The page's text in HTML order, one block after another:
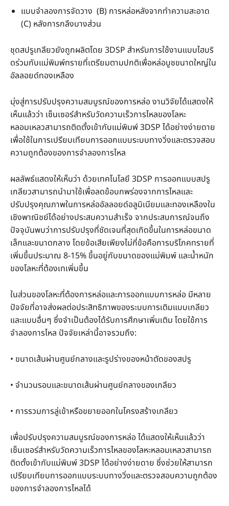
แบบจำลองการจัดวาง (B) การหล่อหลังจากทำความสะอาด
(C) หลังการกลึงบางส่วน
ชุดสปรูเกลียวยังถูกผลิตโดย 3DSP สำหรับการใช้งานแบบไฮบริ
ดร่วมกับแม่พิมพ์ทรายที่เตรียมตามปกติเพื่อหล่อบูชขนาดใหญ่ใน
อัลลอยด์ทองเหลือง
มุ่งสู่การปรับปรุงความสมบูรณ์ของการหล่อ งานวิจัยได้แสดงให้
เห็นแล้วว่า เซ็นเซอร์สำหรับวัดความเร็วการไหลของโลหะ
หลอมเหลวสามารถติดตั้งเข้ากับแม่พิมพ์ 3DSP ได้อย่างง่ายดาย
เพื่อใช้ในการเปรียบเทียบการออกแบบระบบทางวิ่งและตรวจสอบ
ความถูกต้องของการจำลองการไหล
ผลลัพธ์แสดงให้เห็นว่า ด้วยเทคโนโลยี 3DSP การออกแบบสปรู
เกลียวสามารถนำมาใช้เพื่อลดข้อบกพร่องจากการไหลและ
ปรับปรุงคุณภาพในการหล่ออัลลอยด์อลูมิเนียมและทองเหลืองใน
เชิงพาณิชย์ได้อย่างประสบความสำเร็จ จากประสบการณ์จนถึง
ปัจจุบันพบว่าการปรับปรุงที่ชัดเจนที่สุดเกิดขึ้นในการหล่อขนาด
เล็กและขนาดกลาง โดยข้อเสียเพียงไม่กี่ข้อคือการบริโภคทรายที่
เพิ่มขึ้นประมาณ 8-15% ขึ้นอยู่กับขนาดของแม่พิมพ์ และน้ำหนัก
ของโลหะที่ต้องเทเพิ่มขึ้น
ในส่วนของโลหะที่ต้องการหล่อและการออกแบบการหล่อ มีหลาย
ปัจจัยที่อาจส่งผลต่อประสิทธิภาพของระบบการเติมแบบเกลียว
และแบบอื่นๆ ซึ่งจำเป็นต้องได้รับการศึกษาเพิ่มเติม โดยใช้การ
จำลองการไหล ปัจจัยเหล่านี้อาจรวมถึง:
• ขนาดเส้นผ่านศูนย์กลางและรูปร่างของหน้าตัดของสปรู
• จำนวนรอบและขนาดเส้นผ่านศูนย์กลางของเกลียว
• การรวมการลู่เข้าหรือขยายออกในโครงสร้างเกลียว
เพื่อปรับปรุงความสมบูรณ์ของการหล่อ ได้แสดงให้เห็นแล้วว่า
เซ็นเซอร์สำหรับวัดความเร็วการไหลของโลหะหลอมเหลวสามารถ
ติดตั้งเข้ากับแม่พิมพ์ 3DSP ได้อย่างง่ายดาย ซึ่งช่วยให้สามารถ
เปรียบเทียบการออกแบบระบบทางวิ่งและตรวจสอบความถูกต้อง
ของการจำลองการไหลได้